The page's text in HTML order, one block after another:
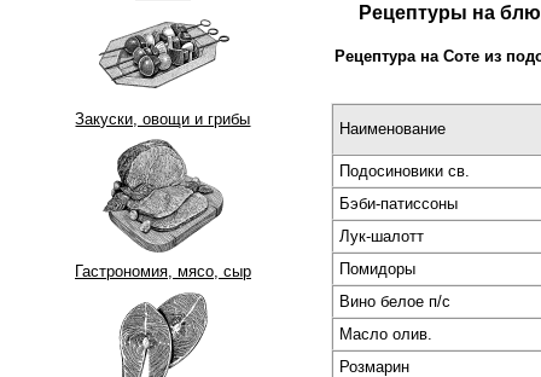
Закуски, овощи и грибы
Гастрономия, мясо, сыр
Рецептуры на
Рецептура наСоте из
Наименование
Подосиновики св.
Бэби-патиссоны
Лук-шалотт
Помидоры
Вино белое п/с
Масло олив.
Розмарин